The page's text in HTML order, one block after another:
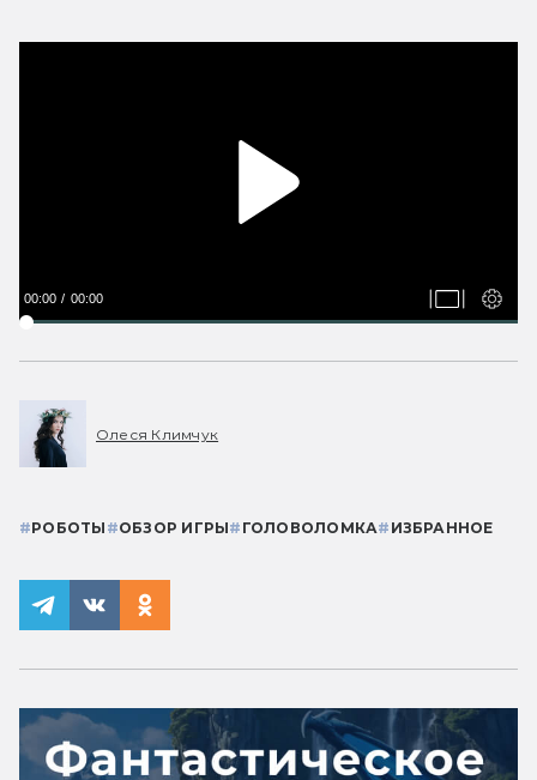
00:00 00:00
Олеся Климчук
#РОБОТЫ #ОБЗОР ИГРЫ# ГОЛОВОЛОМКА# ИЗБРАННОЕ